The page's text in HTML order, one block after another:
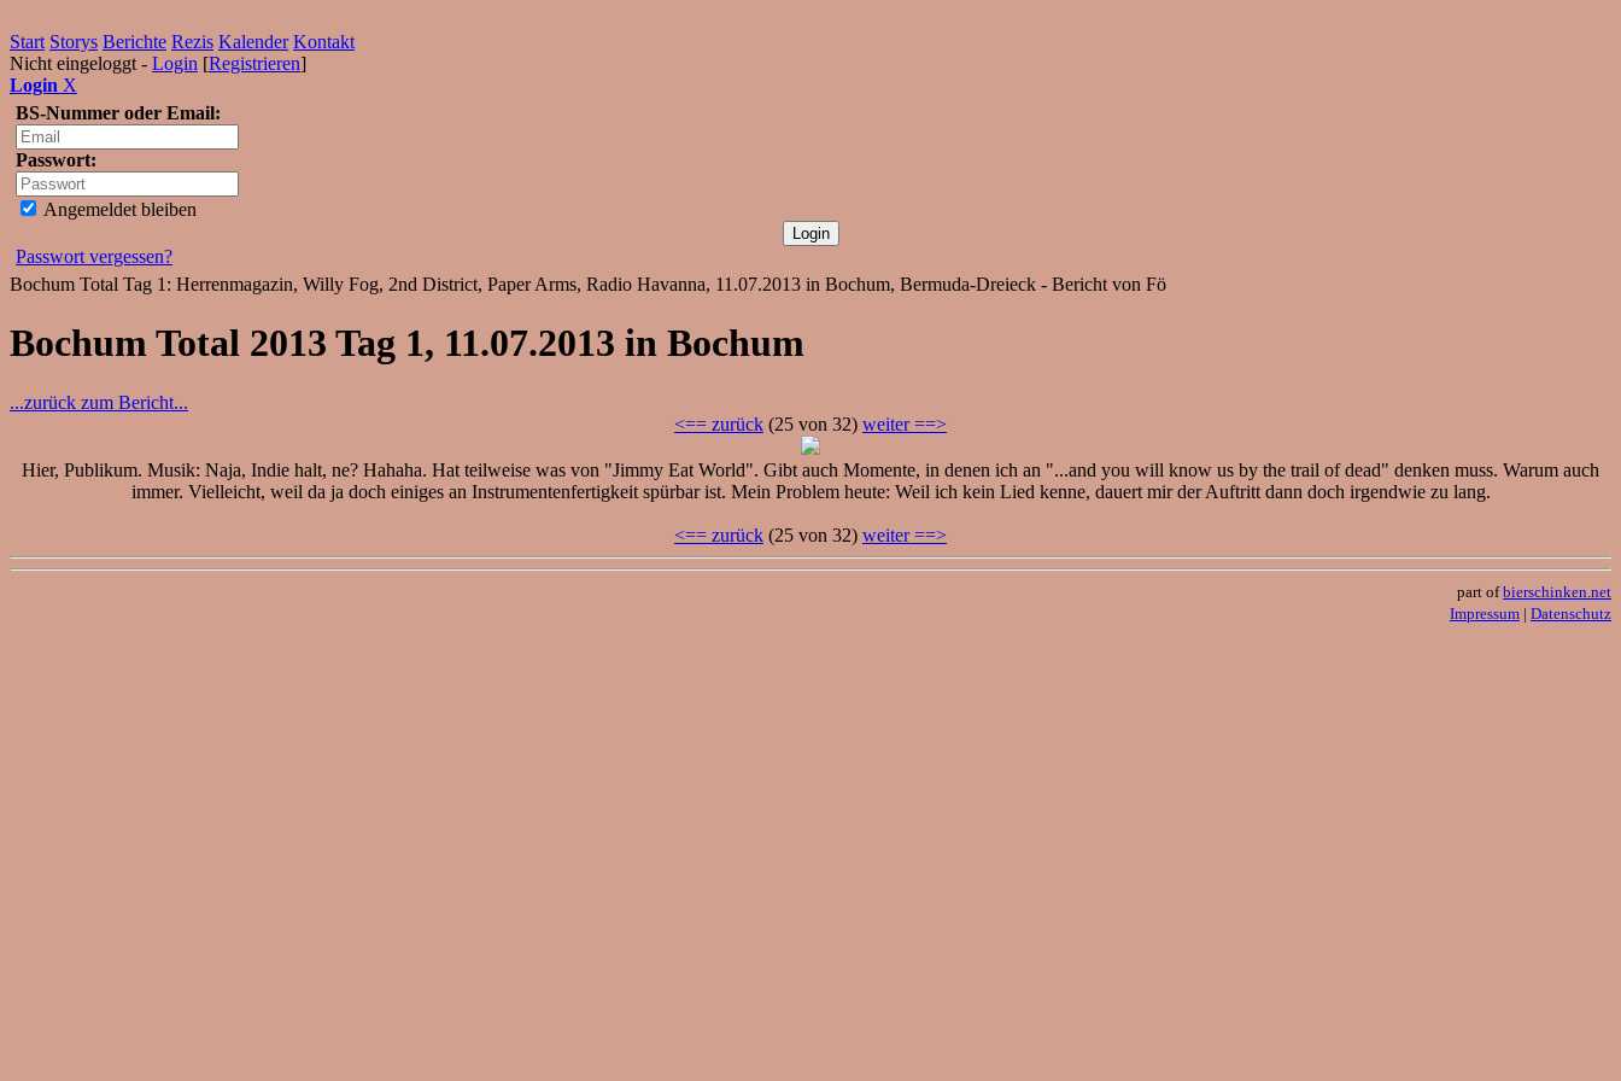
Start Storys Berichte Rezis Kalender Kontakt
Nicht eingeloggt - Login [Registrieren]
Login X
BS-Nummer oder Email:
Passwort:
Angemeldet bleiben
Passwort vergessen?
Bochum Total Tag 1: Herrenmagazin, Willy Fog, 2nd District, Paper Arms, Radio Havanna, 11.07.2013 in Bochum, Bermuda-Dreieck - Bericht von Fö
Bochum Total 2013 Tag 1, 11.07.2013 in Bochum
...zurück zum Bericht...
<== zurück (25 von 32) weiter ==>
Hier, Publikum. Musik: Naja, Indie halt, ne? Hahaha. Hat teilweise was von "Jimmy Eat World". Gibt auch Momente, in denen ich an "...and you will know us by the trail of dead" denken muss. Warum auch
immer. Vielleicht, weil da ja doch einiges an Instrumentenfertigkeit spürbar ist. Mein Problem heute: Weil ich kein Lied kenne, dauert mir der Auftritt dann doch irgendwie zu lang.
<== zurück (25 von 32) weiter ==>
part ofbierschinken.net
Impressum | Datenschutz